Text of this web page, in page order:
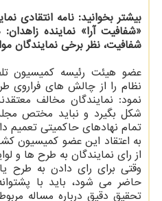
بیشتر بخوانید:نامه انتقادی
«شفافیت آرا» نماینده
شفافیت، نظر برخی نمایندگان
عضو هیئت رئیسه کمیسیون
نظام را از چالش های فراروی
نمود: نمایندگان مخالف
شکل بگیرد و نباید مختص
تمام نهادهای حاکمیتی تعمیم
به اعتقاد این عضو کمیسیون
از رای نمایندگان به طرح ها و
وقتی برای رای دادن به
حاضر می شود، باید با
تحقیق دقیق درباره مساله